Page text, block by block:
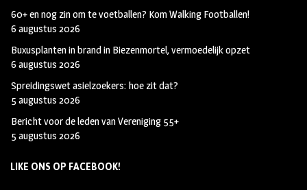
60+ en nog zin om te voetballen? Kom Walking Footballen!
6 augustus 2026
Buxusplanten in brand in Biezenmortel, vermoedelijk opzet
6 augustus 2026
Spreidingswet asielzoekers: hoe zit dat?
5 augustus 2026
Bericht voor de leden van Vereniging 55+
5 augustus 2026
LIKE ONS OP FACEBOOK!